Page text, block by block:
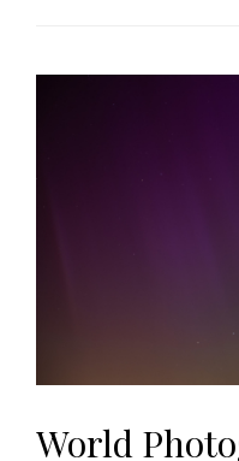
World